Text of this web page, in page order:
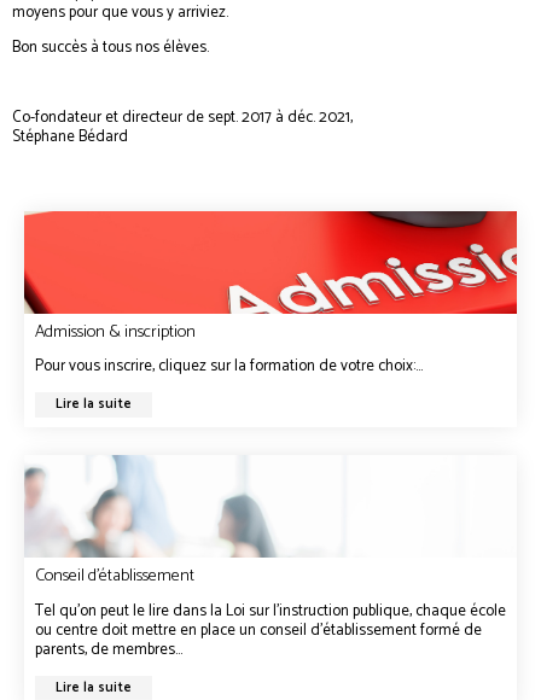
moyens pour que vous y arriviez.
Bon succès à tous nos élèves.
Co-fondateur et directeur de sept. 2017 à déc. 2021,
Stéphane Bédard
Admission & inscription
Pour vous inscrire, cliquez sur la formation de votre choix:...
Lire la suite
Conseil d’établissement
Tel qu’on peut le lire dans la Loi sur l’instruction publique, chaque école
ou centre doit mettre en place un conseil d’établissement formé de
parents, de membres...
Lire la suite